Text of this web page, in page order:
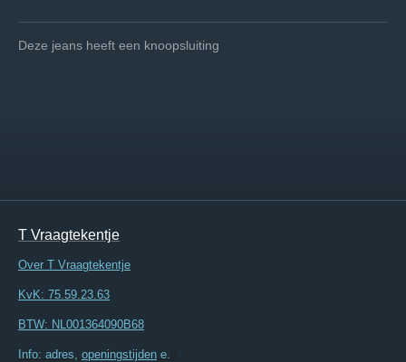
Deze jeans heeft een knoopsluiting
T Vraagtekentje
Over T Vraagtekentje
KvK: 75.59.23.63
BTW: NL001364090B68
Info: adres, openingstijden e.